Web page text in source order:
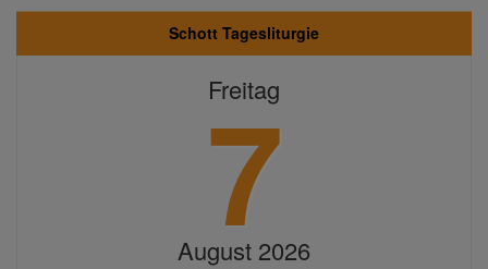
Schott Tagesliturgie
Freitag
7
August 2026